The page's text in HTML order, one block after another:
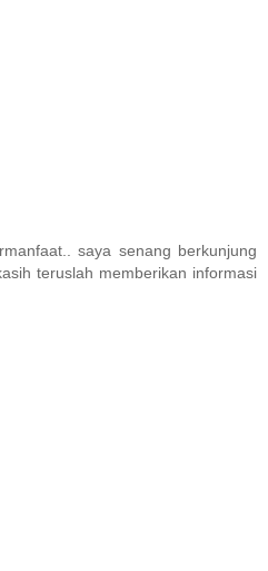
saya senang berkunjung
teruslah memberikan informasi